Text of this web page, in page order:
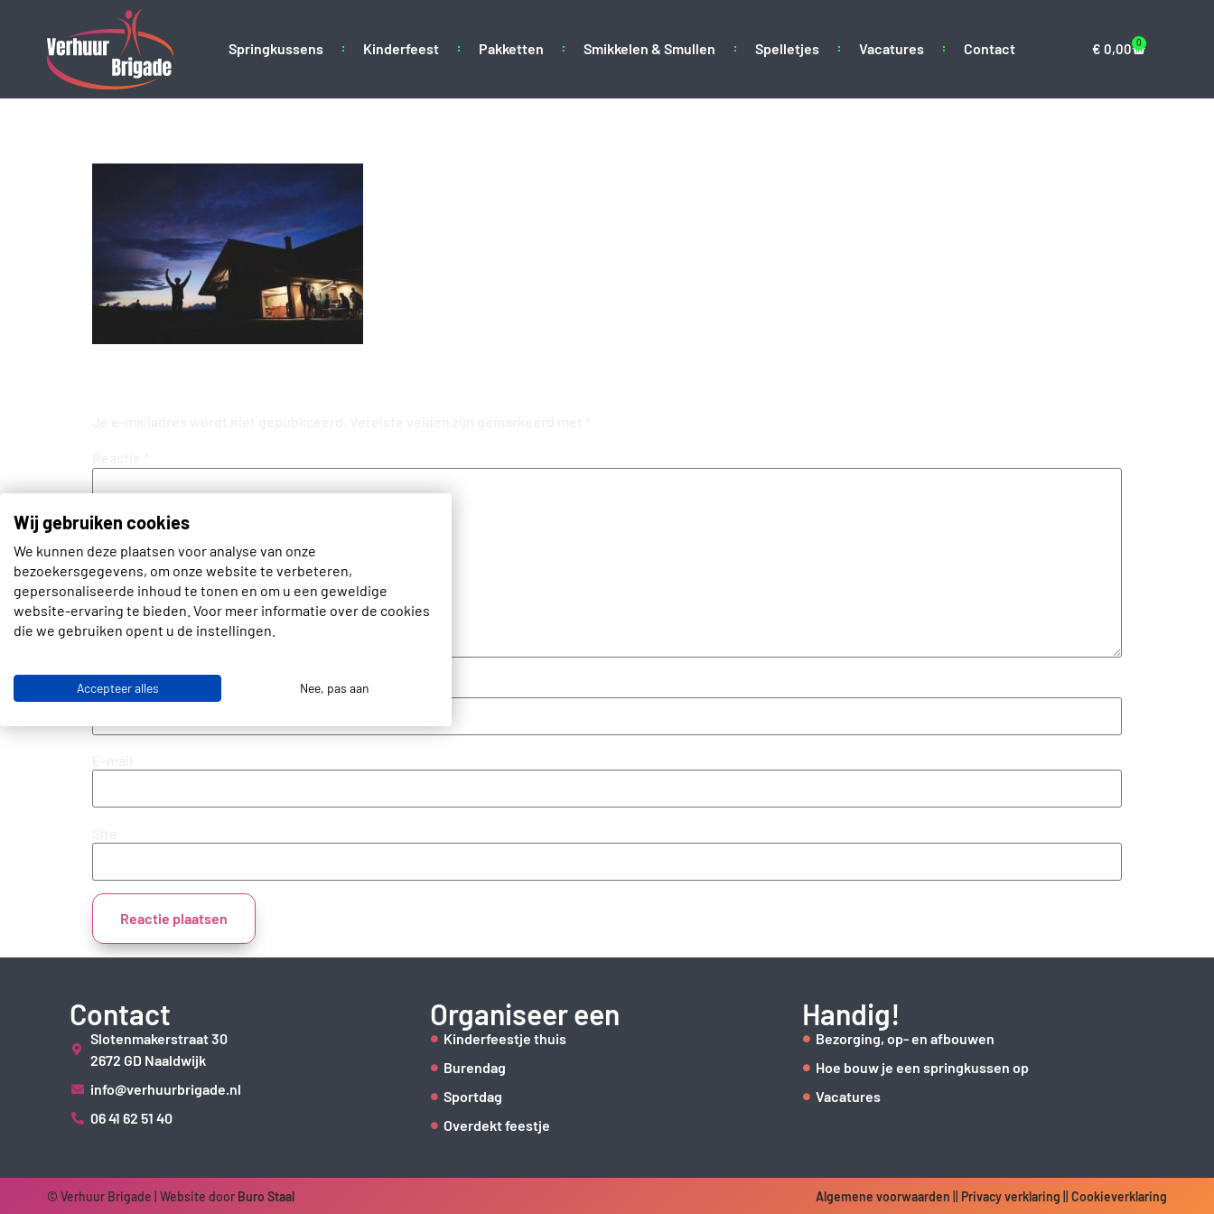
Springkussens Kinderfeest Pakketten Smikkelen & Smullen Spelletjes Vacatures Contact € 0,00 0
Naam
Contact
Slotenmakerstraat 30
2672 GD Naaldwijk
info@verhuurbrigade.nl
06 41 62 51 40
Organiseer een
Kinderfeestje thuis
Burendag
Sportdag
Overdekt feestje
Handig!
Bezorging, op- en afbouwen
Hoe bouw je een springkussen op
Vacatures
© Verhuur Brigade | Website door Buro Staal Algemene voorwaarden Privacy verklaring Cookieverklaring
Wij gebruiken cookies
We kunnen deze plaatsen voor analyse van onze
bezoekersgegevens, om onze website te verbeteren,
gepersonaliseerde inhoud te tonen en om u een geweldige
website-ervaring te bieden. Voor meer informatie over de cookies
die we gebruiken opent u de instellingen.
Accepteer alles Nee, pas aan